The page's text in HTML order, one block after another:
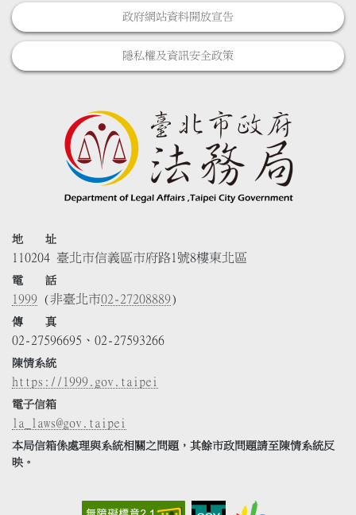
政府網站資料開放宣告
隱私權及資訊安全政策
地 址
110204 臺北市信義區市府路1號8樓東北區
電 話
1999 (非臺北市02-27208889)
傳 真
02-27596695、02-27593266
陳情系統
https://1999.gov.taipei
電子信箱
la_laws@gov.taipei
本局信箱係處理與系統相關之問題，其餘市政問題請至陳情系統反
映。